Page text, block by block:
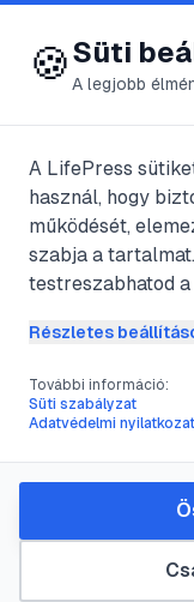
😍 LifePress
@Meggie
2025.
#betegség
A
a
kórokozó
🍪Süti
A legjobb
A LifePress
használ, hogy
működését,
szabja a
testreszabhatod
Részletes
További információ:
Süti szabályzat
Adatvédelmi nyilatkozat